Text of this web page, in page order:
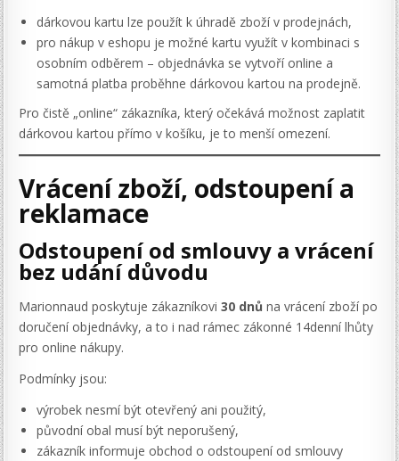
dárkovou kartu lze použít k úhradě zboží v prodejnách,
pro nákup v eshopu je možné kartu využít v kombinaci s
osobním odběrem – objednávka se vytvoří online a
samotná platba proběhne dárkovou kartou na prodejně.
Pro čistě „online“ zákazníka, který očekává možnost zaplatit
dárkovou kartou přímo v košíku, je to menší omezení.
Vrácení zboží, odstoupení a
reklamace
Odstoupení od smlouvy a vrácení
bez udání důvodu
Marionnaud poskytuje zákazníkovi30 dnů na vrácení zboží po
doručení objednávky, a to i nad rámec zákonné 14denní lhůty
pro online nákupy.
Podmínky jsou:
výrobek nesmí být otevřený ani použitý,
původní obal musí být neporušený,
zákazník informuje obchod o odstoupení od smlouvy